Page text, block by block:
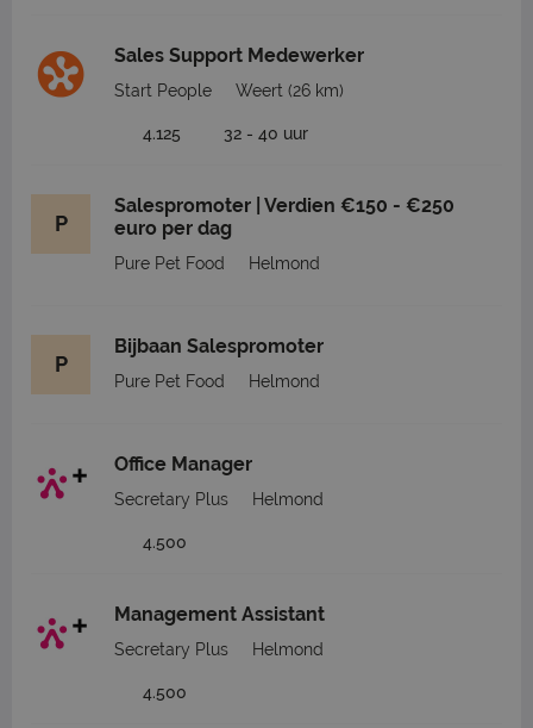
Sales Support Medewerker
Start People Weert (26 km)
4.125 32 - 40 uur
P
Salespromoter | Verdien €150 - €250
euro per dag
Pure Pet Food Helmond
P
Bijbaan Salespromoter
Pure Pet Food Helmond
Office Manager
Secretary Plus Helmond
4.500
Management Assistant
Secretary Plus Helmond
4.500